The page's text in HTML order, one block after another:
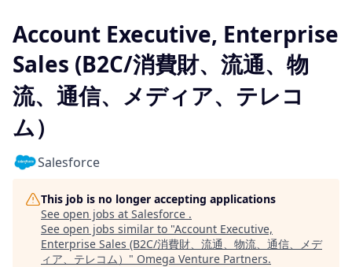
Account Executive, Enterprise
Sales (B2C/消費財、流通、物
流、通信、メディア、テレコ
ム）
Salesforce
This job is no longer accepting applications
See open jobs at Salesforce .
See open jobs similar to "Account Executive,
Enterprise Sales (B2C/消費財、流通、物流、通信、メデ
ィア、テレコム） " Omega Venture Partners.